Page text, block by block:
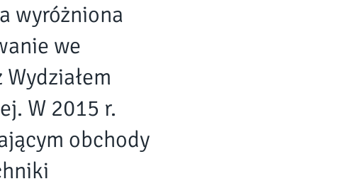
wyróżniona
we
W 2015 r.
obchody